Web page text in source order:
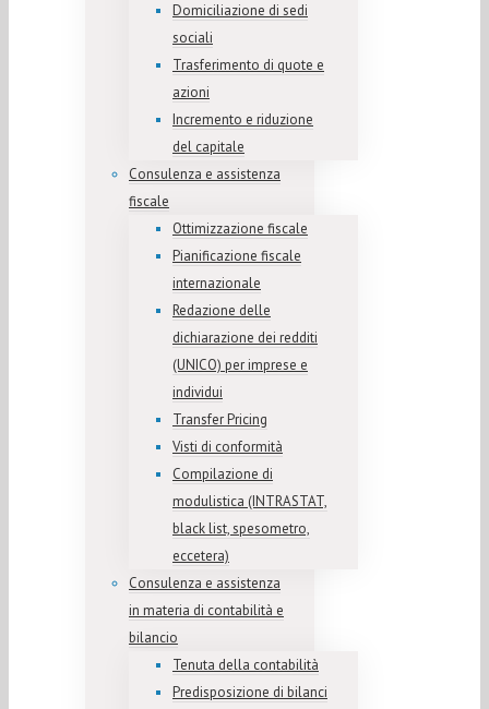
Domiciliazione di sedi
sociali
Trasferimento di quote e
azioni
Incremento e riduzione
del capitale
Consulenza e assistenza
fiscale
Ottimizzazione fiscale
Pianificazione fiscale
internazionale
Redazione delle
dichiarazione dei redditi
(UNICO) per imprese e
individui
Transfer Pricing
Visti di conformità
Compilazione di
modulistica (INTRASTAT,
black list, spesometro,
eccetera)
Consulenza e assistenza
in materia di contabilità e
bilancio
Tenuta della contabilità
Predisposizione di bilanci